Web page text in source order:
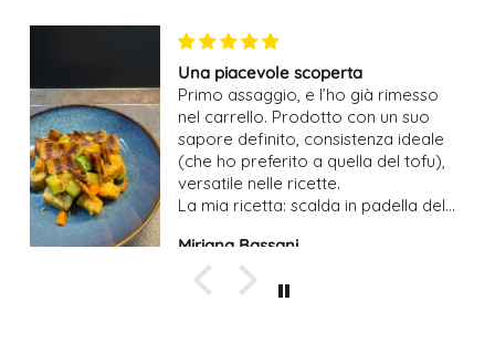
Crocchette Top
Rosolate in padella con un filo d'olio
creando una crosticina super
croccante!
AA